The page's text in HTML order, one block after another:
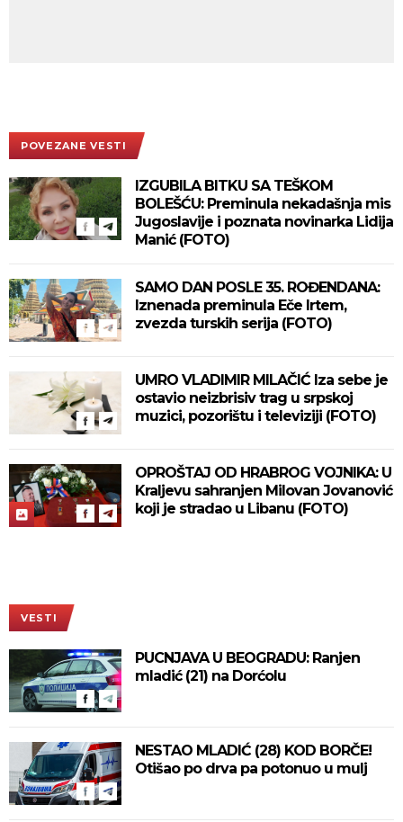
POVEZANE VESTI
IZGUBILA BITKU SA TEŠKOM
BOLEŠĆU: Preminula nekadašnja mis
Jugoslavije i poznata novinarka Lidija
Manić (FOTO)
SAMO DAN POSLE 35. ROĐENDANA:
Iznenada preminula Eče Irtem,
zvezda turskih serija (FOTO)
UMRO VLADIMIR MILAČIĆ Iza sebe je
ostavio neizbrisiv trag u srpskoj
muzici, pozorištu i televiziji (FOTO)
OPROŠTAJ OD HRABROG VOJNIKA: U
Kraljevu sahranjen Milovan Jovanović
koji je stradao u Libanu (FOTO)
VESTI
PUCNJAVA U BEOGRADU: Ranjen
mladić (21) na Dorćolu
NESTAO MLADIĆ (28) KOD BORČE!
Otišao po drva pa potonuo u mulj